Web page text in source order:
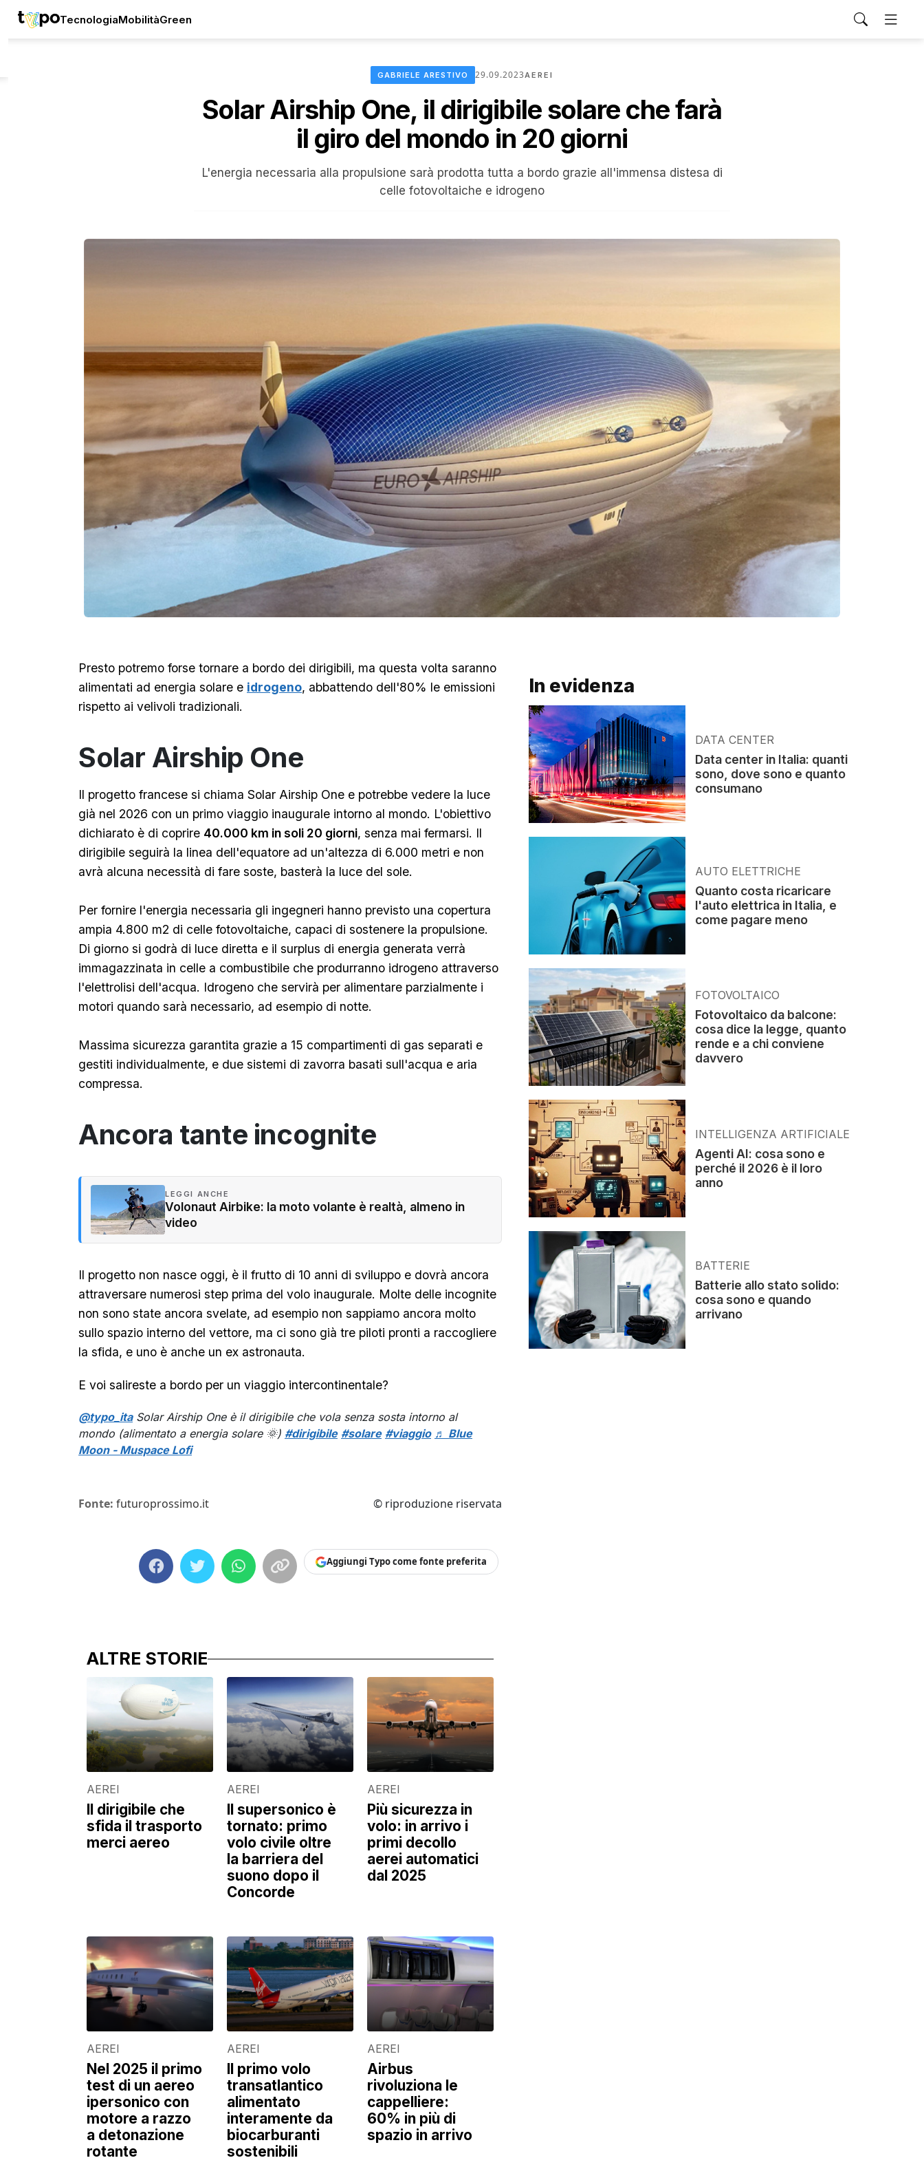
TecnologiaMobilitàGreen
GABRIELE ARESTIVO 29.09.2023AEREI
Solar Airship One, il dirigibile solare che farà
il giro del mondo in 20 giorni
L'energia necessaria alla propulsione sarà prodotta tutta a bordo grazie all'immensa distesa di
celle fotovoltaiche e idrogeno
Presto potremo forse tornare a bordo dei dirigibili, ma questa volta saranno
alimentati ad energia solare e idrogeno, abbattendo dell'80% le emissioni
rispetto ai velivoli tradizionali.
Solar Airship One
Il progetto francese si chiama Solar Airship One e potrebbe vedere la luce
già nel 2026 con un primo viaggio inaugurale intorno al mondo. L'obiettivo
dichiarato è di coprire 40.000 km in soli 20 giorni, senza mai fermarsi. Il
dirigibile seguirà la linea dell'equatore ad un'altezza di 6.000 metri e non
avrà alcuna necessità di fare soste, basterà la luce del sole.
Per fornire l'energia necessaria gli ingegneri hanno previsto una copertura
ampia 4.800 m2 di celle fotovoltaiche, capaci di sostenere la propulsione.
Di giorno si godrà di luce diretta e il surplus di energia generata verrà
immagazzinata in celle a combustibile che produrranno idrogeno attraverso
l'elettrolisi dell'acqua. Idrogeno che servirà per alimentare parzialmente i
motori quando sarà necessario, ad esempio di notte.
Massima sicurezza garantita grazie a 15 compartimenti di gas separati e
gestiti individualmente, e due sistemi di zavorra basati sull'acqua e aria
compressa.
Ancora tante incognite
LEGGI ANCHE
Volonaut Airbike: la moto volante è realtà, almeno in
video
Il progetto non nasce oggi, è il frutto di 10 anni di sviluppo e dovrà ancora
attraversare numerosi step prima del volo inaugurale. Molte delle incognite
non sono state ancora svelate, ad esempio non sappiamo ancora molto
sullo spazio interno del vettore, ma ci sono già tre piloti pronti a raccogliere
la sfida, e uno è anche un ex astronauta.
E voi salireste a bordo per un viaggio intercontinentale?
@typo_itaSolar Airship One è il dirigibile che vola senza sosta intorno al
mondo (alimentato a energia solare 🌞) #dirigibile #solare #viaggio ♬ Blue
Moon - Muspace Lofi
Fonte: futuroprossimo.it © riproduzione riservata
Aggiungi Typo come fonte preferita
ALTRE STORIE
AEREI
Il dirigibile che
sfida il trasporto
merci aereo
AEREI
Il supersonico è
tornato: primo
volo civile oltre
la barriera del
suono dopo il
Concorde
AEREI
Più sicurezza in
volo: in arrivo i
primi decollo
aerei automatici
dal 2025
AEREI
Nel 2025 il primo
test di un aereo
ipersonico con
motore a razzo
a detonazione
rotante
AEREI
Il primo volo
transatlantico
alimentato
interamente da
biocarburanti
sostenibili
AEREI
Airbus
rivoluziona le
cappelliere:
60% in più di
spazio in arrivo
In evidenza
DATA CENTER
Data center in Italia: quanti
sono, dove sono e quanto
consumano
AUTO ELETTRICHE
Quanto costa ricaricare
l'auto elettrica in Italia, e
come pagare meno
FOTOVOLTAICO
Fotovoltaico da balcone:
cosa dice la legge, quanto
rende e a chi conviene
davvero
INTELLIGENZA ARTIFICIALE
Agenti AI: cosa sono e
perché il 2026 è il loro
anno
BATTERIE
Batterie allo stato solido:
cosa sono e quando
arrivano